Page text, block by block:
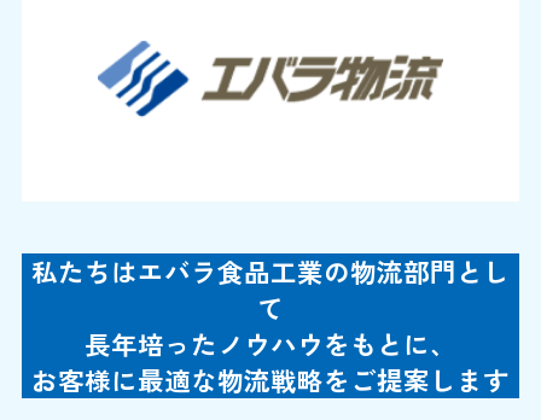
私たちはエバラ食品工業の物流部門とし
て
長年培ったノウハウをもとに、
お客様に最適な物流戦略をご提案します